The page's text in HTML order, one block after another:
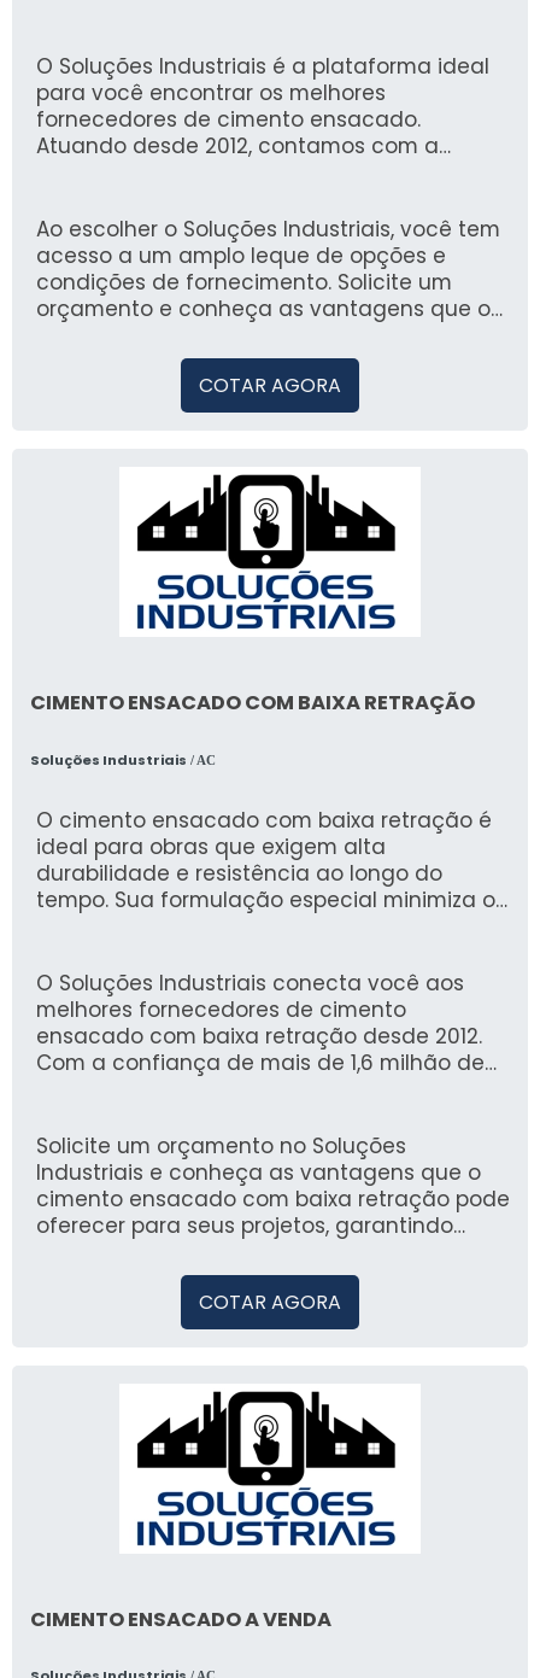
utilização ainda mais vantajosa, garantindo
que os acabamentos e estruturas sejam
realizados com eficiência.
O Soluções Industriais é a plataforma ideal
para você encontrar os melhores
fornecedores de cimento ensacado.
Atuando desde 2012, contamos com a
experiência de compra segura e alinhada
com as suas necessidades.
Ao escolher o Soluções Industriais, você tem
acesso a um amplo leque de opções e
condições de fornecimento. Solicite um
orçamento e conheça as vantagens que o
COTAR AGORA
CIMENTO ENSACADO COM BAIXA RETRAÇÃO
Soluções Industriais / AC
O cimento ensacado com baixa retração é
ideal para obras que exigem alta
durabilidade e resistência ao longo do
tempo. Sua formulação especial minimiza o
confiável.
O Soluções Industriais conecta você aos
melhores fornecedores de cimento
ensacado com baixa retração desde 2012.
Com a confiança de mais de 1,6 milhão de
encontrar as soluções industriais que você
precisa.
Solicite um orçamento no Soluções
Industriais e conheça as vantagens que o
cimento ensacado com baixa retração pode
oferecer para seus projetos, garantindo
COTAR AGORA
CIMENTO ENSACADO A VENDA